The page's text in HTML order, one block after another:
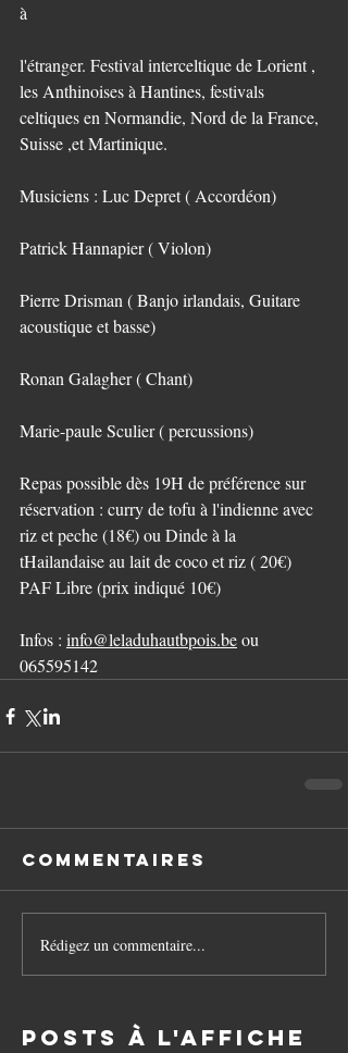
à
l'étranger. Festival interceltique de Lorient ,
les Anthinoises à Hantines, festivals
celtiques en Normandie, Nord de la France,
Suisse ,et Martinique.
Musiciens : Luc Depret ( Accordéon)
Patrick Hannapier ( Violon)
Pierre Drisman ( Banjo irlandais, Guitare
acoustique et basse)
Ronan Galagher ( Chant)
Marie-paule Sculier ( percussions)
Repas possible dès 19H de préférence sur
réservation : curry de tofu à l'indienne avec
riz et peche (18€) ou Dinde à la
tHailandaise au lait de coco et riz ( 20€)
PAF Libre (prix indiqué 10€)
Infos : info@leladuhautbpois.be ou
065595142
Commentaires
Rédigez un commentaire...
Posts à l'affiche